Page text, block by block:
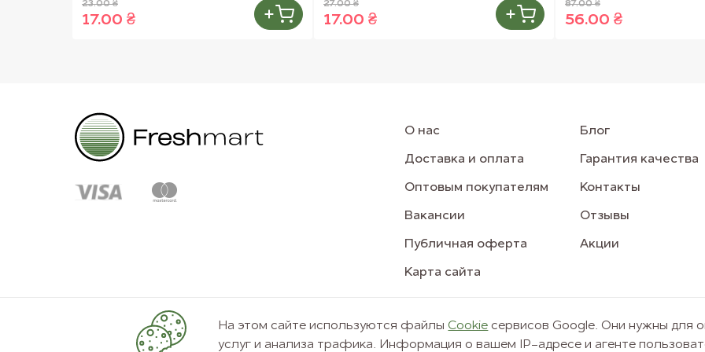
23.00 ₴
17.00 ₴
27.00 ₴
17.00 ₴
87.00 ₴
56.00 ₴
О нас Блог
Доставка и оплата Гарантия качества
Оптовым покупателям Контакты
Вакансии Отзывы
Публичная оферта Акции
Карта сайта
© 2011–2026 Freshmart
На этом сайте используются файлыСookie сервисов Google. Они нужны для
услуг и анализа трафика. Информация о вашем IP-адресе и агенте